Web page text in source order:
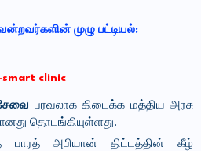
முழு பட்டியல்:
smart clinic
பரவலாக கிடைக்க மத்திய அரசு
தொடங்கியுள்ளது.
பாரத் அபியான் திட்டத்தின் கீழ்